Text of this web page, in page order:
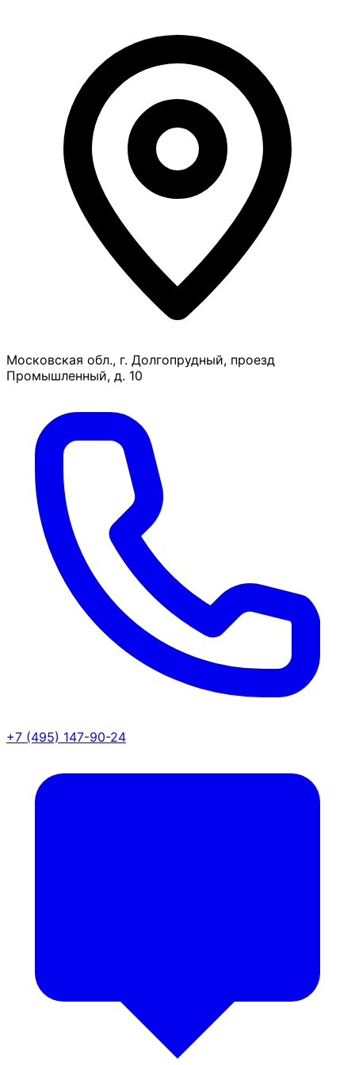
Московская обл., г. Долгопрудный, проезд
Промышленный, д. 10
+7 (495) 147-90-24